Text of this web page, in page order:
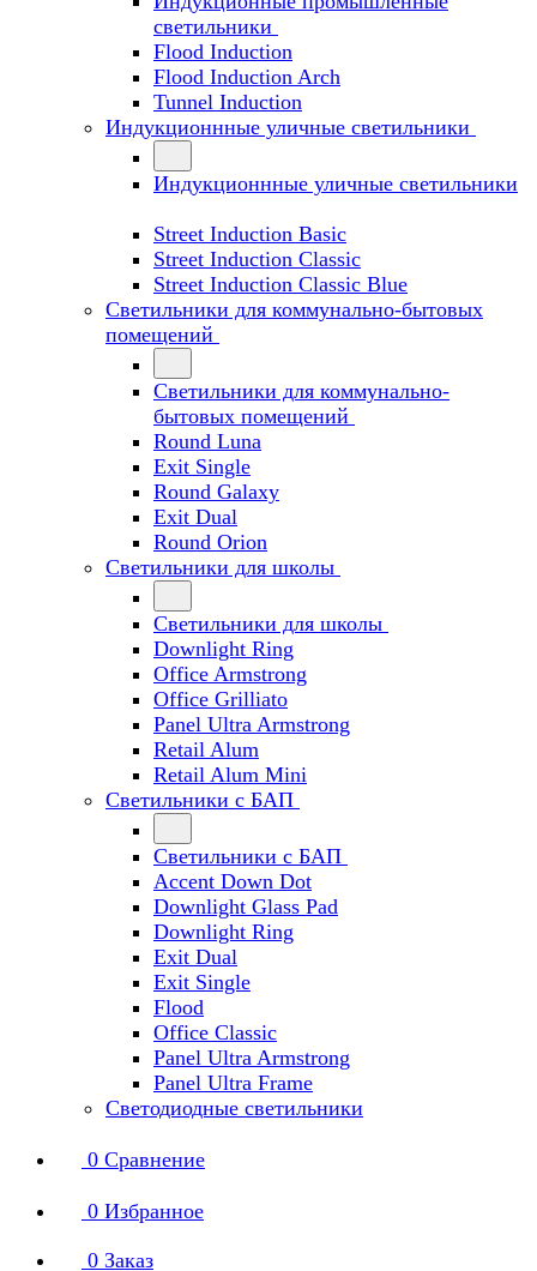
светильники
Flood Induction
Flood Induction Arch
Tunnel Induction
Индукционнные уличные светильники
Индукционнные уличные светильники
Street Induction Basic
Street Induction Classic
Street Induction Classic Blue
Светильники для коммунально-бытовых
помещений
Светильники для коммунально-
бытовых помещений
Round Luna
Exit Single
Round Galaxy
Exit Dual
Round Orion
Светильники для школы
Светильники для школы
Downlight Ring
Office Armstrong
Office Grilliato
Panel Ultra Armstrong
Retail Alum
Retail Alum Mini
Светильники с БАП
Светильники с БАП
Accent Down Dot
Downlight Glass Pad
Downlight Ring
Exit Dual
Exit Single
Flood
Office Classic
Panel Ultra Armstrong
Panel Ultra Frame
Светодиодные светильники
0 Сравнение
0 Избранное
0 Заказ